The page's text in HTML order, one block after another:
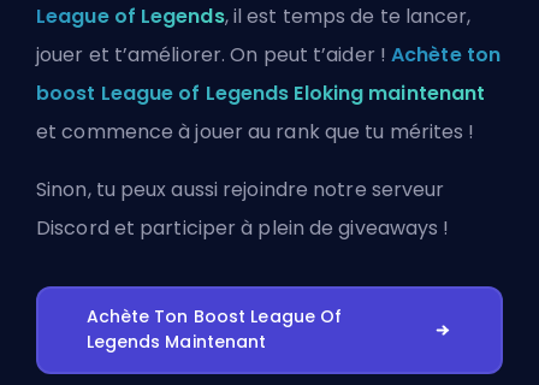
League of Legends, il est temps de te lancer,
jouer et t’améliorer. On peut t’aider !Achète ton
boost League of Legends Eloking maintenant
et commence à jouer au rank que tu mérites !
Sinon, tu peux aussi rejoindre notre serveur
Discord et participer à plein de giveaways !
Achète Ton Boost League Of
Legends Maintenant